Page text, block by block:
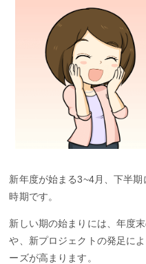
新年度が始まる3~4月、下半
時期です。
新しい期の始まりには、年度
や、新プロジェクトの発足に
ーズが高まります。